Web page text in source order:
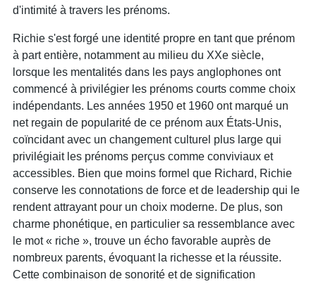
d'intimité à travers les prénoms.
Richie s'est forgé une identité propre en tant que prénom
à part entière, notamment au milieu du XXe siècle,
lorsque les mentalités dans les pays anglophones ont
commencé à privilégier les prénoms courts comme choix
indépendants. Les années 1950 et 1960 ont marqué un
net regain de popularité de ce prénom aux États-Unis,
coïncidant avec un changement culturel plus large qui
privilégiait les prénoms perçus comme conviviaux et
accessibles. Bien que moins formel que Richard, Richie
conserve les connotations de force et de leadership qui le
rendent attrayant pour un choix moderne. De plus, son
charme phonétique, en particulier sa ressemblance avec
le mot « riche », trouve un écho favorable auprès de
nombreux parents, évoquant la richesse et la réussite.
Cette combinaison de sonorité et de signification